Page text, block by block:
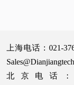
上海电话：
北京电话：